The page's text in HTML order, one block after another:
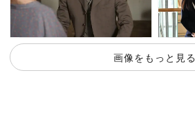
画像をもっと見る